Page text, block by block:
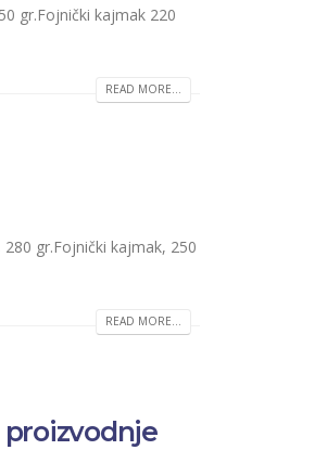
gr.Fojnički kajmak 220
READ MORE...
gr.Fojnički kajmak, 250
READ MORE...
proizvodnje